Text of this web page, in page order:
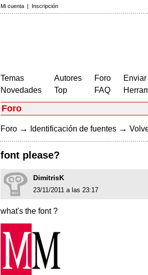
Mi cuenta | Inscripción
Temas
Novedades
Autores
Top
Foro
FAQ
Foro
Foro → Identificación de fuentes →
font please?
DimitrisK
23/11/2011 a las 23:17
what's the font ?